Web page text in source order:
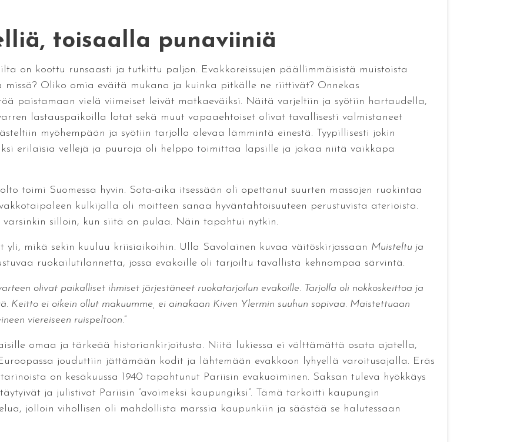
toisaalla punaviiniä
on koottu runsaasti ja tutkittu paljon. Evakkoreissujen päällimmäisistä muistoista
Oliko omia eväitä mukana ja kuinka pitkälle ne riittivät? Onnekas
paistamaan vielä viimeiset leivät matkaeväiksi. Näitä varjeltiin ja syötiin hartaudella,
lastauspaikoilla lotat sekä muut vapaaehtoiset olivat tavallisesti valmistaneet
myöhempään ja syötiin tarjolla olevaa lämmintä einestä. Tyypillisesti jokin
erilaisia vellejä ja puuroja oli helppo toimittaa lapsille ja jakaa niitä vaikkapa
toimi Suomessa hyvin. Sota-aika itsessään oli opettanut suurten massojen ruokintaa
kulkijalla oli moitteen sanaa hyväntahtoisuuteen perustuvista aterioista.
varsinkin silloin, kun siitä on pulaa. Näin tapahtui nytkin.
yli, mikä sekin kuuluu kriisiaikoihin. Ulla Savolainen kuvaa väitöskirjassaan Muisteltu ja
ruokailutilannetta, jossa evakoille oli tarjoiltu tavallista kehnompaa särvintä.
olivat paikalliset ihmiset järjestäneet ruokatarjoilun evakoille. Tarjolla oli nokkoskeittoa ja
Keitto ei oikein ollut makuumme, ei ainakaan Kiven Ylermin suuhun sopivaa. Maistettuaan
viereiseen ruispeltoon.”
omaa ja tärkeää historiankirjoitusta. Niitä lukiessa ei välttämättä osata ajatella,
jouduttiin jättämään kodit ja lähtemään evakkoon lyhyellä varoitusajalla. Eräs
on kesäkuussa 1940 tapahtunut Pariisin evakuoiminen. Saksan tuleva hyökkäys
ja julistivat Pariisin ”avoimeksi kaupungiksi”. Tämä tarkoitti kaupungin
jolloin vihollisen oli mahdollista marssia kaupunkiin ja säästää se halutessaan